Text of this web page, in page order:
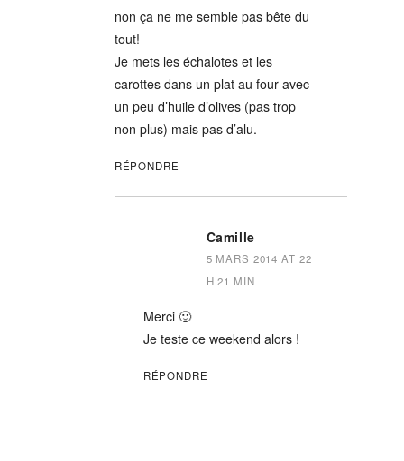
non ça ne me semble pas bête du
tout!
Je mets les échalotes et les
carottes dans un plat au four avec
un peu d’huile d’olives (pas trop
non plus) mais pas d’alu.
RÉPONDRE
Camille
5 MARS 2014 AT 22
H 21 MIN
Merci 🙂
Je teste ce weekend alors !
RÉPONDRE